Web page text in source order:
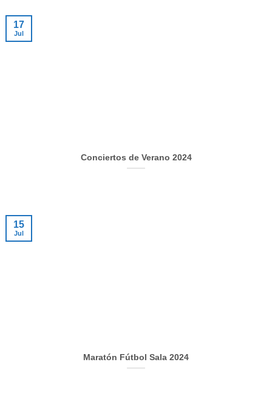
Conciertos de Verano 2024
17
Jul
Maratón Fútbol Sala 2024
15
Jul